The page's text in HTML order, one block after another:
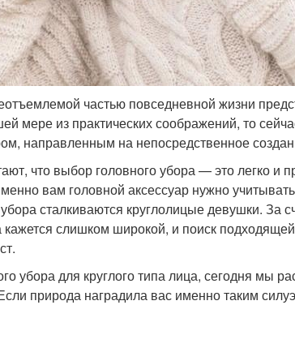
частью повседневной жизни
мере из практических соображений, то
направленным на непосредственное
что выбор головного убора — это легко и
вам головной аксессуар нужно
сталкиваются круглолицые девушки. За
кажется слишком широкой, и поиск
убора для круглого типа лица, сегодня мы
природа наградила вас именно таким